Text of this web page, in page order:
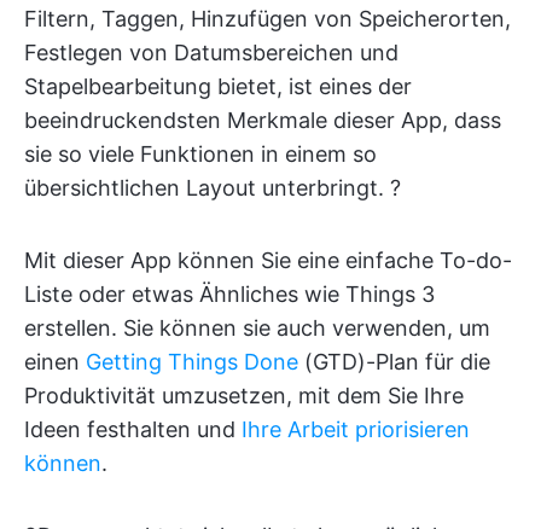
Filtern, Taggen, Hinzufügen von Speicherorten,
Festlegen von Datumsbereichen und
Stapelbearbeitung bietet, ist eines der
beeindruckendsten Merkmale dieser App, dass
sie so viele Funktionen in einem so
übersichtlichen Layout unterbringt. ?
Mit dieser App können Sie eine einfache To-do-
Liste oder etwas Ähnliches wie Things 3
erstellen. Sie können sie auch verwenden, um
einen Getting Things Done (GTD)-Plan für die
Produktivität umzusetzen, mit dem Sie Ihre
Ideen festhalten und Ihre Arbeit priorisieren
können.